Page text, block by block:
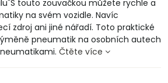
touto zouvačkou můžete rychle a
na svém vozidle. Navíc
zdroj ani jiné nářadí. Toto praktické
pneumatik na osobních autech
Čtěte více